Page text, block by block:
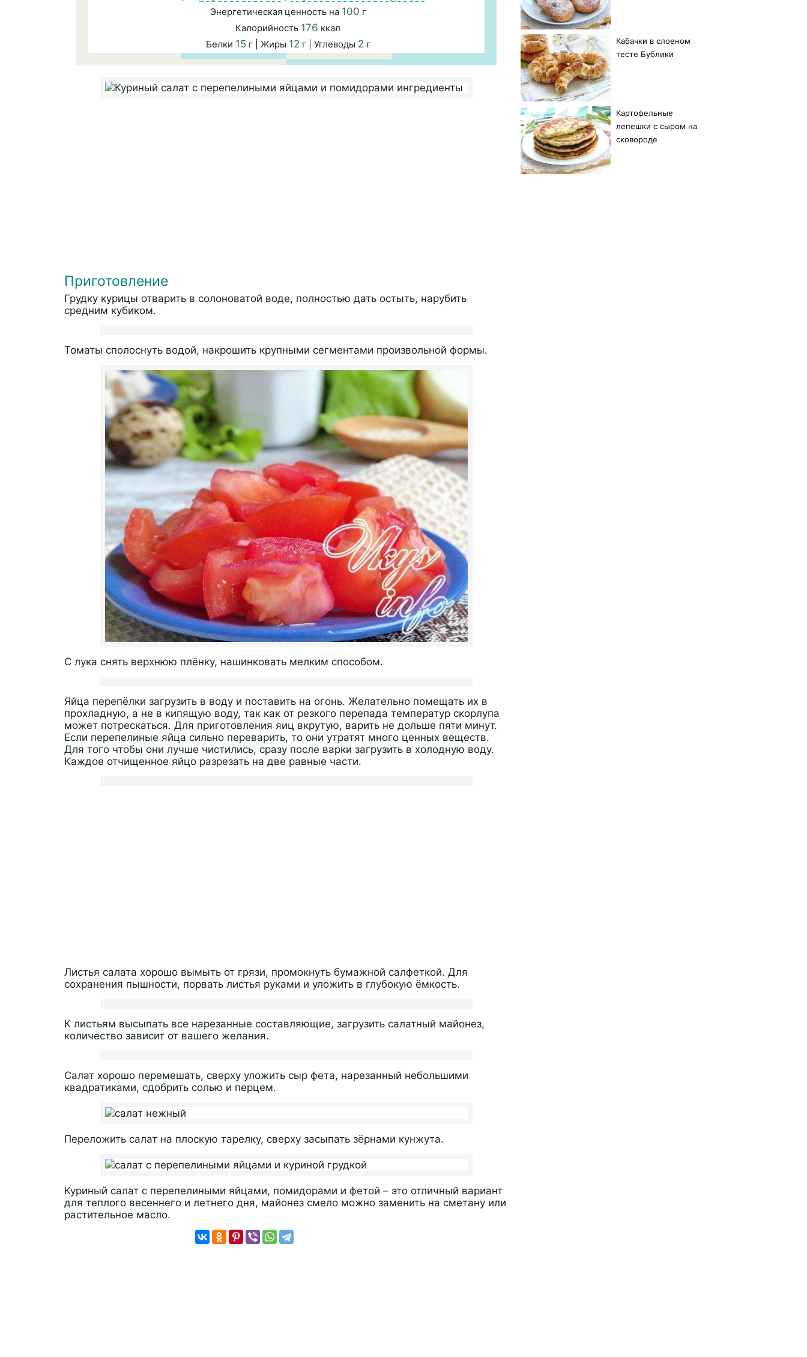
Энергетическая ценность на 100 г
Калорийность 176 ккал
Белки 15г | Жиры 12 г | Углеводы 2 г
Приготовление
Грудку курицы отварить в солоноватой воде, полностью дать остыть, нарубить
средним кубиком.
Томаты сполоснуть водой, накрошить крупными сегментами произвольной формы.
С лука снять верхнюю плёнку, нашинковать мелким способом.
Яйца перепёлки загрузить в воду и поставить на огонь. Желательно помещать их в
прохладную, а не в кипящую воду, так как от резкого перепада температур скорлупа
может потрескаться. Для приготовления яиц вкрутую, варить не дольше пяти минут.
Если перепелиные яйца сильно переварить, то они утратят много ценных веществ.
Для того чтобы они лучше чистились, сразу после варки загрузить в холодную воду.
Каждое отчищенное яйцо разрезать на две равные части.
Листья салата хорошо вымыть от грязи, промокнуть бумажной салфеткой. Для
сохранения пышности, порвать листья руками и уложить в глубокую ёмкость.
К листьям высыпать все нарезанные составляющие, загрузить салатный майонез,
количество зависит от вашего желания.
Салат хорошо перемешать, сверху уложить сыр фета, нарезанный небольшими
квадратиками, сдобрить солью и перцем.
Переложить салат на плоскую тарелку, сверху засыпать зёрнами кунжута.
Куриный салат с перепелиными яйцами, помидорами и фетой – это отличный вариант
для теплого весеннего и летнего дня, майонез смело можно заменить на сметану или
растительное масло.
Кабачки в слоеном
тесте Бублики
Картофельные
лепешки с сыром на
сковороде